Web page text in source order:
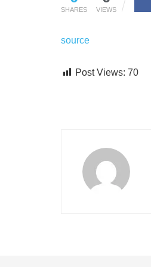
SHARES VIEWS
source
Post Views: 70